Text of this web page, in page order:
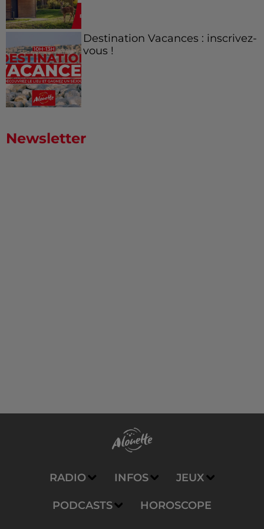
Destination Vacances : inscrivez-
vous !
Newsletter
RADIO INFOS JEUX
PODCASTS HOROSCOPE